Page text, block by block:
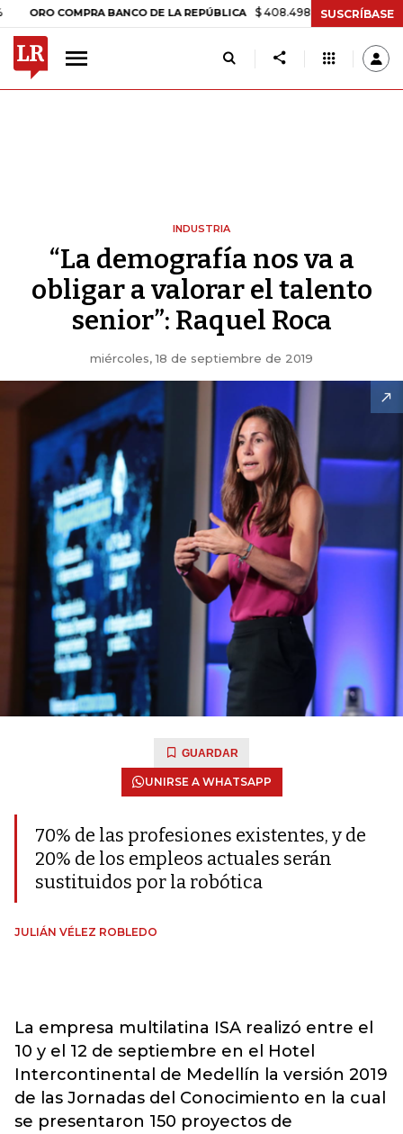
COMPRA BANCO DE LA REPÚBLICA $ 408.498,97 +$ 8.753,81
SUSCRÍBASE
INDUSTRIA
“La demografía nos va a
obligar a valorar el talento
senior”: Raquel Roca
miércoles, 18 de septiembre de 2019
GUARDAR
UNIRSE A WHATSAPP
70% de las profesiones existentes, y de
20% de los empleos actuales serán
sustituidos por la robótica
JULIÁN VÉLEZ ROBLEDO
La empresa multilatina ISA realizó entre el
10 y el 12 de septiembre en el Hotel
Intercontinental de Medellín la versión 2019
de las Jornadas del Conocimiento en la cual
se presentaron 150 proyectos de